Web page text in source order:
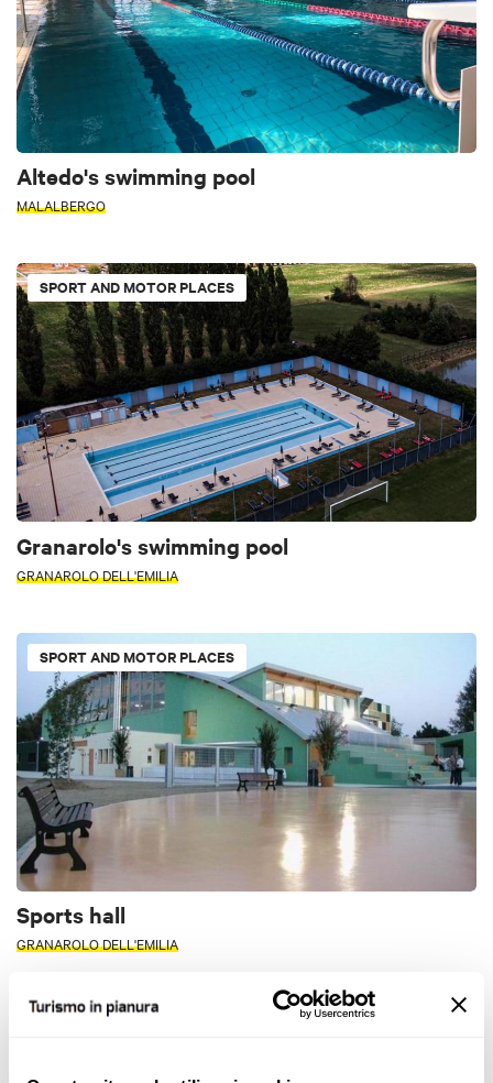
Altedo's swimming pool
MALALBERGO
SPORT AND MOTOR PLACES
Granarolo's swimming pool
GRANAROLO DELL'EMILIA
SPORT AND MOTOR PLACES
Sports hall
GRANAROLO DELL'EMILIA